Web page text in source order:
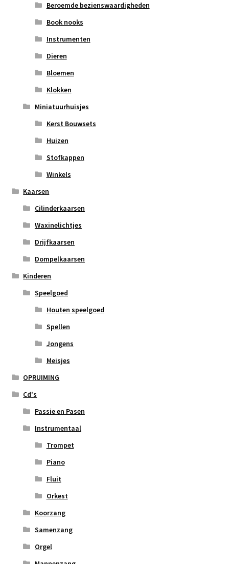
Beroemde bezienswaardigheden
Book nooks
Instrumenten
Dieren
Bloemen
Klokken
Miniatuurhuisjes
Kerst Bouwsets
Huizen
Stofkappen
Winkels
Kaarsen
Cilinderkaarsen
Waxinelichtjes
Drijfkaarsen
Dompelkaarsen
Kinderen
Speelgoed
Houten speelgoed
Spellen
Jongens
Meisjes
OPRUIMING
Cd's
Passie en Pasen
Instrumentaal
Trompet
Piano
Fluit
Orkest
Koorzang
Samenzang
Orgel